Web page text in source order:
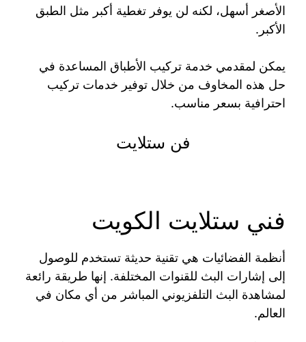
الأصغر أسهل، لكنه لن يوفر تغطية أكبر مثل الطبق
الأكبر.
يمكن لمقدمي خدمة تركيب الأطباق المساعدة في
حل هذه المخاوف من خلال توفير خدمات تركيب
احترافية بسعر مناسب.
فن ستلايت
فني ستلايت الكويت
أنظمة الفضائيات هي تقنية حديثة تستخدم للوصول
إلى إشارات البث للقنوات المختلفة. إنها طريقة رائعة
لمشاهدة البث التلفزيوني المباشر من أي مكان في
العالم.